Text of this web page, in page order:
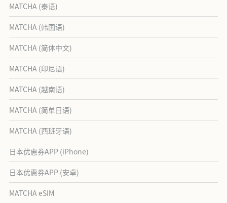
MATCHA (泰语)
MATCHA (韩国语)
MATCHA (简体中文)
MATCHA (印尼语)
MATCHA (越南语)
MATCHA (简单日语)
MATCHA (西班牙语)
日本优惠券APP (iPhone)
日本优惠券APP (安卓)
MATCHA eSIM